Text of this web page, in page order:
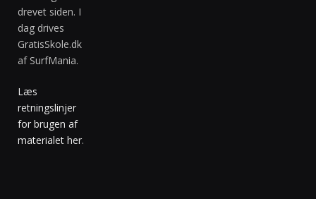
drevet siden. I
dag drives
GratisSkole.dk
af SurfMania.
Læs
retningslinjer
for brugen af
materialet her.